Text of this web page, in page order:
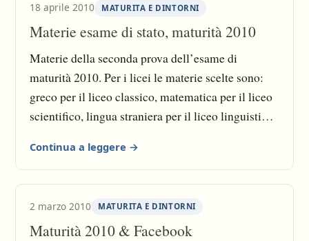
tecnico commerciale: ECONOMIA AZIENDALE
Istituto tecnico per geometri: COSTRUZIONI
Istituto tecnico per il turismo: TECNICA
TURISTICA Istituto professionale per i servizi
alberghieri: ALIMENTI E ALIMENTAZIONE
Istituto professionale per i servizi sociali:
TECNICA AMMINISTRATIVA
18 aprile 2010 MATURITA E DINTORNI
Materie esame di stato, maturità 2010
Materie della seconda prova dell’esame di
maturità 2010. Per i licei le materie scelte sono:
greco per il liceo classico, matematica per il liceo
scientifico, lingua straniera per il liceo linguistico,
per il liceo pedagogico. Per quello che riguarda gli
istituti tecnici e professionali abbiamo economia
(ragionieri), estimo per l’istituto tecnico per
geometri, lingua straniera per l’istituto tecnico per
Continua a leggere →
2 marzo 2010 MATURITA E DINTORNI
Maturità 2010 & Facebook